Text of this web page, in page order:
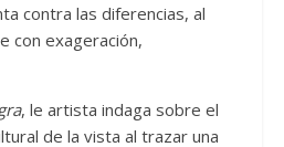
contra las diferencias, al
con exageración,
, le artista indaga sobre el
de la vista al trazar una